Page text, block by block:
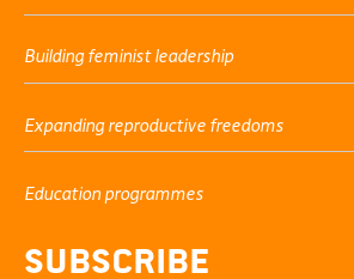
Building feminist leadership
Expanding reproductive freedoms
Education programmes
Subscribe